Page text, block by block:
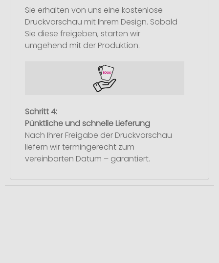
Sie erhalten von uns eine kostenlose
Druckvorschau mit Ihrem Design. Sobald
Sie diese freigeben, starten wir
umgehend mit der Produktion.
Schritt 4:
Pünktliche und schnelle Lieferung
Nach Ihrer Freigabe der Druckvorschau
liefern wir termingerecht zum
vereinbarten Datum – garantiert.